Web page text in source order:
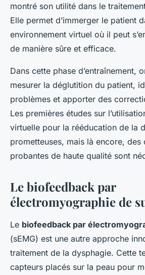
montré son utilité dans le
Elle permet d’immerger le patient
environnement virtuel où il peut
de manière sûre et efficace.
Dans cette phase d’entraînement,
mesurer la déglutition du patient,
problèmes et apporter des
Les premières études sur
virtuelle pour la rééducation de la
prometteuses, mais là encore, des
probantes de haute qualité sont
Le biofeedback par
électromyographie de
Le biofeedback par
(sEMG) est une autre approche
traitement de la dysphagie. Cette
capteurs placés sur la peau pour